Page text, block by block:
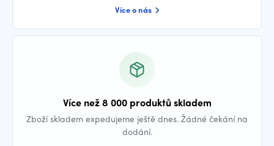
Více o nás
Více než 8 000 produktů skladem
Zboží skladem expedujeme ještě dnes. Žádné čekání na
dodání.